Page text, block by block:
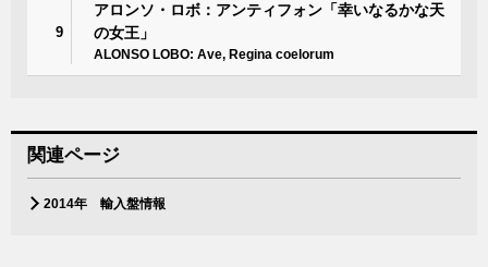
9
アロンソ・ロボ：アンティフォン「幸いなるかな天
の女王」
ALONSO LOBO: Ave, Regina coelorum
関連ページ
2014年 輸入盤情報